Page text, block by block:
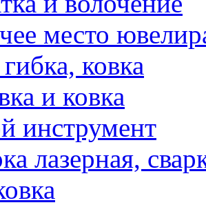
место
ковка
и ковка
инструмент
лазерная,